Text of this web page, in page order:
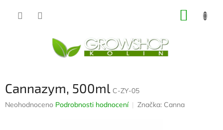
Cannazym, 500ml C-ZY-05
Průměrné
Neohodnoceno Podrobnosti hodnocení Značka: Canna